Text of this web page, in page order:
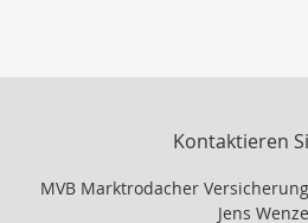
Kontaktieren
MVB Marktrodacher
Jens